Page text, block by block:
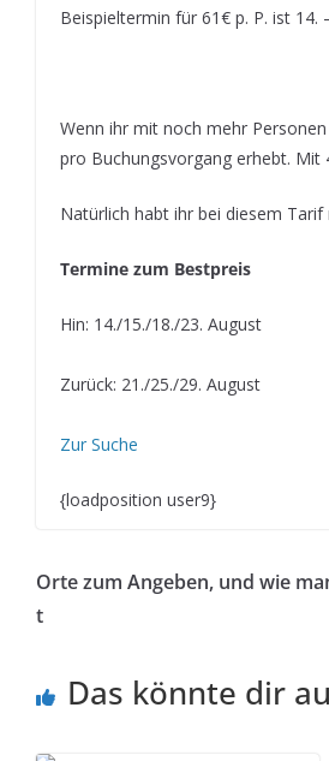
Beispieltermin für 61€ p. P. ist
Wenn ihr mit noch mehr
pro Buchungsvorgang erhebt. Mit
Natürlich habt ihr bei diesem Tarif
Termine zum Bestpreis
Hin: 14./15./18./23. August
Zurück: 21./25./29. August
Zur Suche
{loadposition user9}
Orte zum Angeben, und wie
t
Das könnte dir